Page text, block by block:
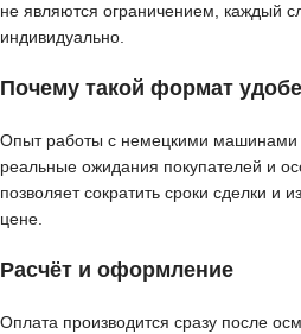
не являются ограничением, каждый
индивидуально.
Почему такой формат
Опыт работы с немецкими машинами
реальные ожидания покупателей и
позволяет сократить сроки сделки и
цене.
Расчёт и оформление
Оплата производится сразу после